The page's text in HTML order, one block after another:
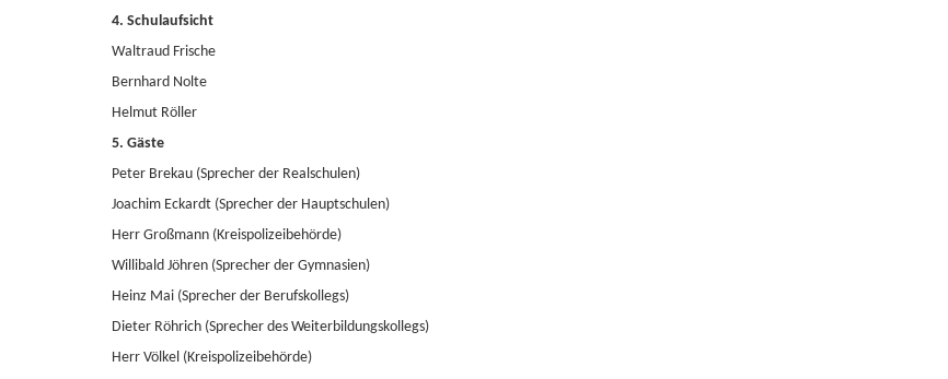
4. Schulaufsicht
Waltraud Frische
Bernhard Nolte
Helmut Röller
5. Gäste
Peter Brekau (Sprecher der Realschulen)
Joachim Eckardt (Sprecher der Hauptschulen)
Herr Großmann (Kreispolizeibehörde)
Willibald Jöhren (Sprecher der Gymnasien)
Heinz Mai (Sprecher der Berufskollegs)
Dieter Röhrich (Sprecher des Weiterbildungskollegs)
Herr Völkel (Kreispolizeibehörde)